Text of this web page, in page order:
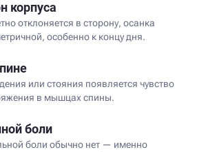
корпуса
отклоняется в сторону, осанка
особенно к концу дня.
или стояния появляется чувство
в мышцах спины.
боли
боли обычно нет — именно